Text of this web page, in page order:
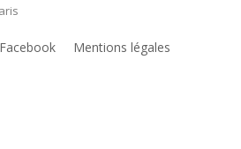
Facebook Mentions légales